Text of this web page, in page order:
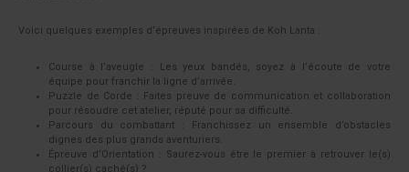
Voici quelques exemples d’épreuves inspirées de Koh Lanta :
Course à l’aveugle : Les yeux bandés, soyez à l’écoute de votre
équipe pour franchir la ligne d’arrivée.
Puzzle de Corde : Faites preuve de communication et collaboration
pour résoudre cet atelier, réputé pour sa difficulté.
Parcours du combattant : Franchissez un ensemble d’obstacles
dignes des plus grands aventuriers.
Épreuve d’Orientation : Saurez-vous être le premier à retrouver le(s)
collier(s) caché(s) ?